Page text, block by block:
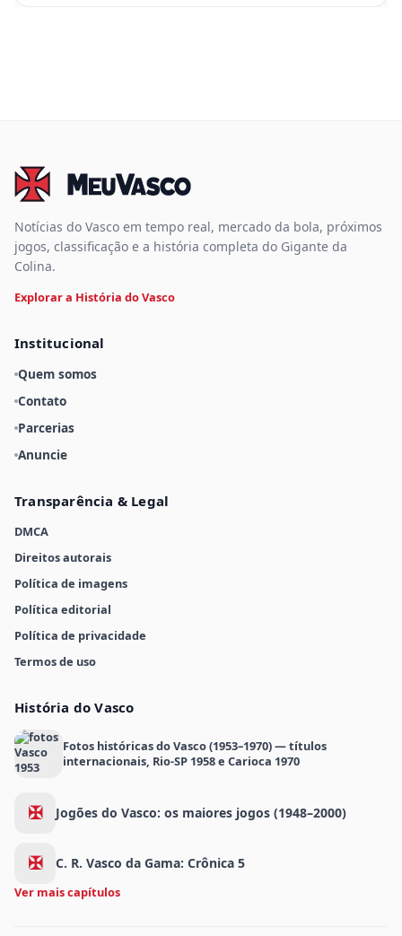
Notícias do Vasco em tempo real, mercado da bola, próximos
jogos, classificação e a história completa do Gigante da
Colina.
Explorar a História do Vasco
Institucional
Quem somos
Contato
Parcerias
Anuncie
Transparência & Legal
DMCA
Direitos autorais
Política de imagens
Política editorial
Política de privacidade
Termos de uso
História do Vasco
Fotos históricas do Vasco (1953–1970) — títulos
internacionais, Rio-SP 1958 e Carioca 1970
✠ Jogões do Vasco: os maiores jogos (1948–2000)
✠ C. R. Vasco da Gama: Crônica 5
Ver mais capítulos